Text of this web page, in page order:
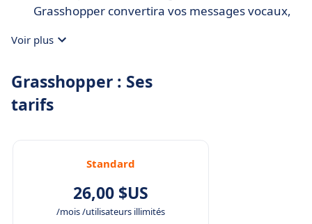
Grasshopper convertira vos messages vocaux,
dispositif de votre choix.
appels où et quand vous le souhaitez.
Voir plus
Grasshopper : Ses
tarifs
Standard
26,00 $US
/mois /utilisateurs illimités